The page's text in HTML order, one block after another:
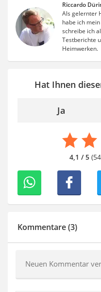
Riccardo
Als gelernter
habe ich
schreibe ich
Testberichte
Heimwerken.
Hat Ihnen
Ja
4,1 / 5
Kommentare (3)
Neuen Kommentar